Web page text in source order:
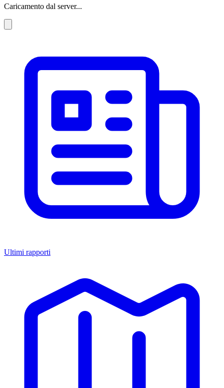
Caricamento dal server...
Ultimi rapporti